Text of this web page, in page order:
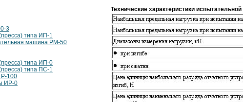
3
типа ИП-1
машина РМ-50
типа ИП-0
типа ПС-1
Р-100
ИР-0
Технические характеристики